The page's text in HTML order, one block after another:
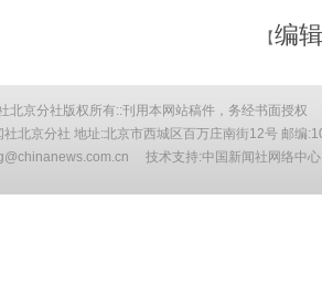
【编
北京分社版权所有::刊用本网站稿件，务经书面授权
社北京分社 地址:北京市西城区百万庄南街12号 邮编
技术支持:中国新闻社网络中心